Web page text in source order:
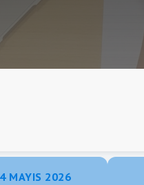
MAYIS 2026